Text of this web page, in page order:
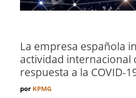
La empresa española
actividad internacional
respuesta a la COVID-
por KPMG